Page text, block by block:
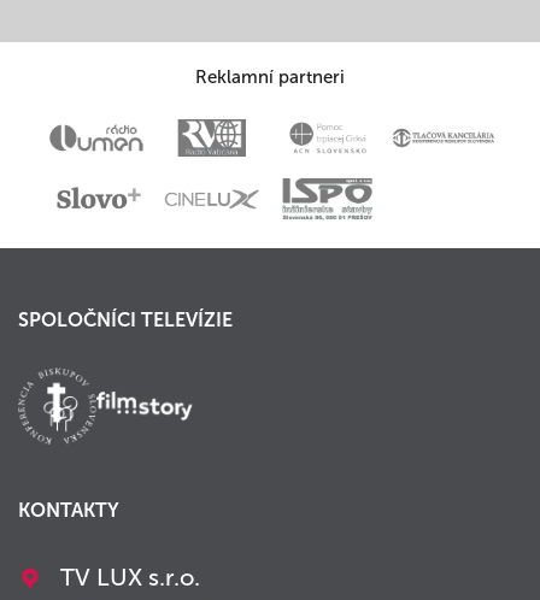
Reklamní partneri
SPOLOČNÍCI TELEVÍZIE
KONTAKTY
TV LUX s.r.o.